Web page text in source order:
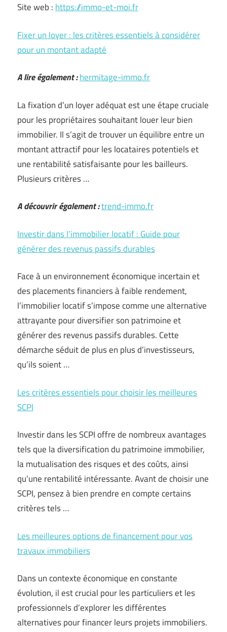
Site web : https://immo-et-moi.fr
Fixer un loyer : les critères essentiels à considérer
pour un montant adapté
A lire également :hermitage-immo.fr
La fixation d’un loyer adéquat est une étape cruciale
pour les propriétaires souhaitant louer leur bien
immobilier. Il s’agit de trouver un équilibre entre un
montant attractif pour les locataires potentiels et
une rentabilité satisfaisante pour les bailleurs.
Plusieurs critères …
A découvrir également :trend-immo.fr
Investir dans l’immobilier locatif : Guide pour
générer des revenus passifs durables
Face à un environnement économique incertain et
des placements financiers à faible rendement,
l’immobilier locatif s’impose comme une alternative
attrayante pour diversifier son patrimoine et
générer des revenus passifs durables. Cette
démarche séduit de plus en plus d’investisseurs,
qu’ils soient …
Les critères essentiels pour choisir les meilleures
SCPI
Investir dans les SCPI offre de nombreux avantages
tels que la diversification du patrimoine immobilier,
la mutualisation des risques et des coûts, ainsi
qu’une rentabilité intéressante. Avant de choisir une
SCPI, pensez à bien prendre en compte certains
critères tels …
Les meilleures options de financement pour vos
travaux immobiliers
Dans un contexte économique en constante
évolution, il est crucial pour les particuliers et les
professionnels d’explorer les différentes
alternatives pour financer leurs projets immobiliers.